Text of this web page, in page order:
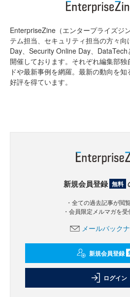
EnterpriseZine（エンタープライズジ
テム担当、セキュリティ担当の方々
Day、Security Online Day、
開催しております。それぞれ編集部
ドや最新事例を網羅。最新の動向を知
好評を得ています。
新規会員登録 無料
・全ての過去記事が閲
・会員限定メルマガを
メールバック
新規会員登録
ログイン